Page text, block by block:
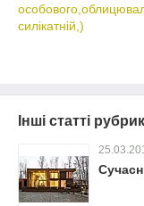
силікатній,)
Інші статті